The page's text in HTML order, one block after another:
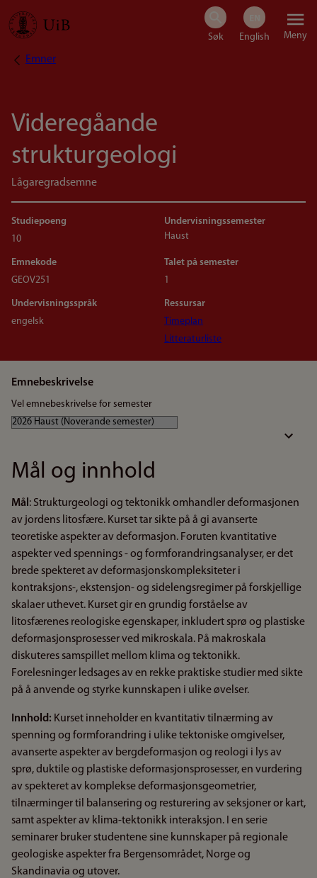
Hopp
Meny
Navigasjonssti
Emner
Videregåande
strukturgeologi
Lågaregradsemne
Studiepoeng
10
Undervisningssemester
Haust
Emnekode
GEOV251
Talet på semester
1
Undervisningsspråk
engelsk
Ressursar
Timeplan
Litteraturliste
Emnebeskrivelse
Vel emnebeskrivelse for semester
Mål og innhold
Mål : Strukturgeologi og tektonikk omhandler deformasjonen
av jordens litosfære. Kurset tar sikte på å gi avanserte
teoretiske aspekter av deformasjon. Foruten kvantitative
aspekter ved spennings - og formforandringsanalyser, er det
brede spekteret av deformasjonskompleksiteter i
kontraksjons-, ekstensjon- og sidelengsregimer på forskjellige
skalaer uthevet. Kurset gir en grundig forståelse av
litosfærenes reologiske egenskaper, inkludert sprø og plastiske
deformasjonsprosesser ved mikroskala. På makroskala
diskuteres samspillet mellom klima og tektonikk.
Forelesninger ledsages av en rekke praktiske studier med sikte
på å anvende og styrke kunnskapen i ulike øvelser.
Innhold: Kurset inneholder en kvantitativ tilnærming av
spenning og formforandring i ulike tektoniske omgivelser,
avanserte aspekter av bergdeformasjon og reologi i lys av
sprø, duktile og plastiske deformasjonsprosesser, en vurdering
av spekteret av komplekse deformasjonsgeometrier,
tilnærminger til balansering og resturering av seksjoner or kart,
samt aspekter av klima-tektonikk interaksjon. I en serie
seminarer bruker studentene sine kunnskaper på regionale
geologiske aspekter fra Bergensområdet, Norge og
Skandinavia og utover.